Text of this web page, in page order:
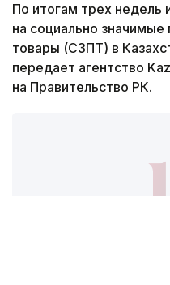
По итогам трех недель
на социально
товары (СЗПТ) в
передает агентство
на Правительство РК.